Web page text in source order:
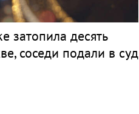
затопила десять
соседи подали в суд